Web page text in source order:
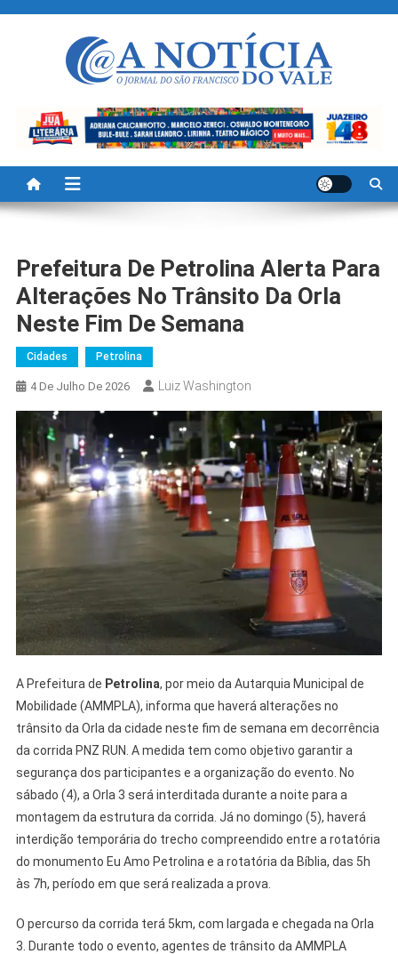
A Noticia Do Vale
Prefeitura De Petrolina Alerta Para
Alterações No Trânsito Da Orla
Neste Fim De Semana
Cidades Petrolina
4 De Julho De 2026 Luiz Washington
A Prefeitura de Petrolina, por meio da Autarquia Municipal de
Mobilidade (AMMPLA), informa que haverá alterações no
trânsito da Orla da cidade neste fim de semana em decorrência
da corrida PNZ RUN. A medida tem como objetivo garantir a
segurança dos participantes e a organização do evento. No
sábado (4), a Orla 3 será interditada durante a noite para a
montagem da estrutura da corrida. Já no domingo (5), haverá
interdição temporária do trecho compreendido entre a rotatória
do monumento Eu Amo Petrolina e a rotatória da Bíblia, das 5h
às 7h, período em que será realizada a prova.
O percurso da corrida terá 5km, com largada e chegada na Orla
3. Durante todo o evento, agentes de trânsito da AMMPLA